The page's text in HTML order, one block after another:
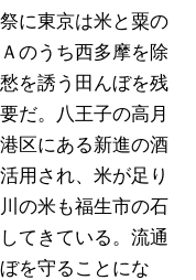
に東京は米と粟の
のうち西多摩を除
を誘う田んぼを残
だ。八王子の高月
区にある新進の酒
用され、米が足り
の米も福生市の石
てきている。流通
を守ることにな